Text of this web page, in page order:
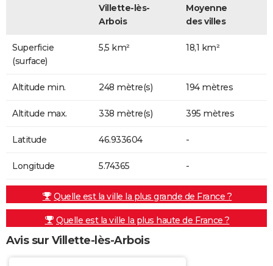
Villette-lès-
Arbois
Moyenne
des villes
Superficie
(surface)
5,5 km² 18,1 km²
Altitude min. 248 mètre(s) 194 mètres
Altitude max. 338 mètre(s) 395 mètres
Latitude 46.933604 -
Longitude 5.74365 -
Quelle est la ville la plus grande de France ?
Quelle est la ville la plus haute de France ?
Avis sur Villette-lès-Arbois